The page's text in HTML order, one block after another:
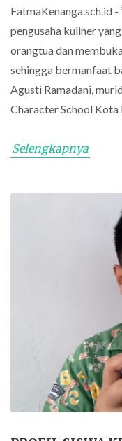
FatmaKenanga.sch.id -
pengusaha kuliner
orangtua dan
sehingga bermanfaat
Agusti Ramadani,
Character School
Selengkapnya